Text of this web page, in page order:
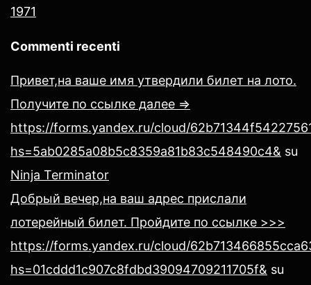
1971
Commenti recenti
Привет,на ваше имя утвердили билет на лото.
Получите по ссылке далее =>
https://forms.yandex.ru/cloud/
hs=5ab0285a08b5c8359a81b83c548490c4& su
Ninja Terminator
Добрый вечер,на ваш адрес прислали
лотерейный билет. Пройдите по ссылке >>>
https://forms.yandex.ru/cloud/
hs=01cddd1c907c8fdbd39094709211705f& su